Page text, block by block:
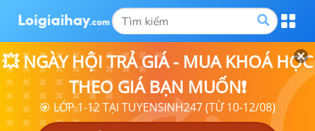
💥 NGÀY HỘI TRẢ GIÁ - MUA KHOÁ HỌC
THEO GIÁ BẠN MUỐN❗
🎯 LỚP 1-12 TẠI TUYENSINH247 (TỪ 10-12/08)